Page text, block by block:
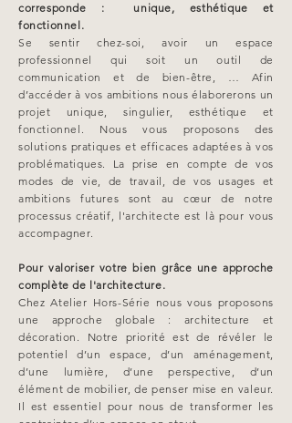
corresponde : unique, esthétique et
fonctionnel.
Se sentir chez-soi, avoir un espace
professionnel qui soit un outil de
communication et de bien-être, … Afin
d’accéder à vos ambitions nous élaborerons un
projet unique, singulier, esthétique et
fonctionnel. Nous vous proposons des
solutions pratiques et efficaces adaptées à vos
problématiques. La prise en compte de vos
modes de vie, de travail, de vos usages et
ambitions futures sont au cœur de notre
processus créatif, l'architecte est là pour vous
accompagner.
Pour valoriser votre bien grâce une approche
complète de l'architecture.
Chez Atelier Hors-Série nous vous proposons
une approche globale : architecture et
décoration. Notre priorité est de révéler le
potentiel d’un espace, d’un aménagement,
d’une lumière, d’une perspective, d’un
élément de mobilier, de penser mise en valeur.
Il est essentiel pour nous de transformer les